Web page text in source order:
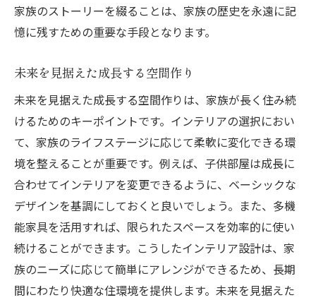
家族のストーリーを綴ることは、家族の歴史を永遠に記
憶に残すための重要な手段となります。
未来を見据えた成長する空間作り
未来を見据えた成長する空間作りは、家族が長く住み続
けるためのキーポイントです。インテリアの選択におい
て、家族のライフステージに応じて柔軟に変化できる環
境を整えることが重要です。例えば、子供部屋は成長に
合わせてインテリアを変更できるように、ベーシックな
デザインを基調にしておくと良いでしょう。また、多機
能家具を活用すれば、限られたスペースを効率的に使い
続けることができます。こうしたインテリア設計は、家
族のニーズに応じて簡単にアレンジができるため、長期
間にわたり快適な住環境を提供します。未来を見据えた